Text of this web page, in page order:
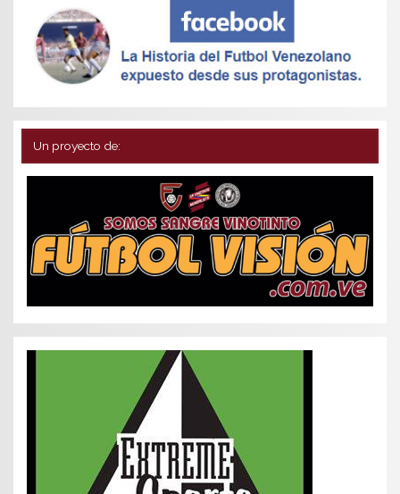
Un proyecto de: